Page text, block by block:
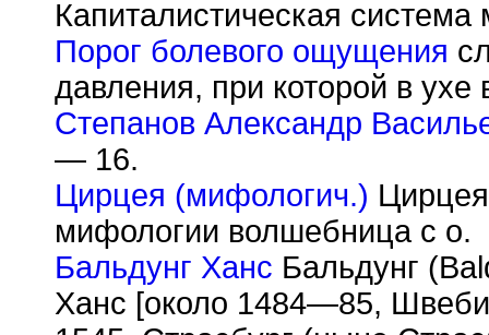
Капиталистическая система
Порог болевого ощущения
давления, при которой в
Степанов Александр
— 16.
Цирцея (мифологич.)
мифологии волшебница с о.
Бальдунг Ханс Бальдунг
Ханс [около 1484—85,